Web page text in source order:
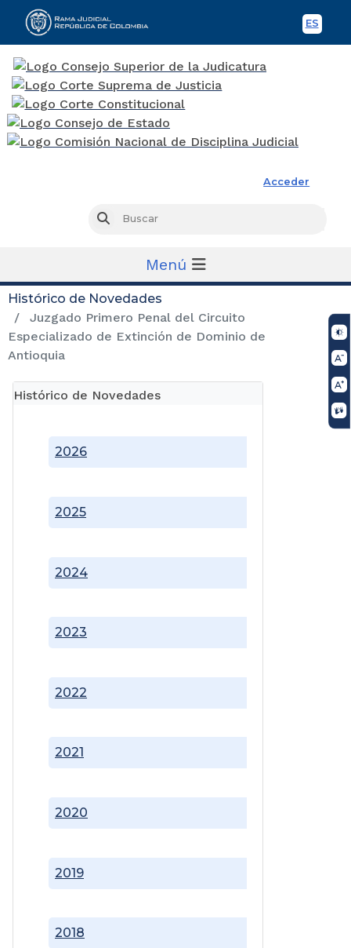
ES
Acceder
Buscar
Menú
Histórico de Novedades
Juzgado Primero Penal del Circuito
Especializado de Extinción de Dominio de
Antioquia
Histórico de Novedades
2018
2019
2020
2021
2022
2023
2024
2025
2026